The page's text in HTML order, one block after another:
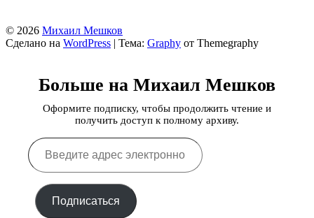
© 2026 Михаил Мешков
Сделано на WordPress | Тема: Graphy от Themegraphy
Больше на Михаил Мешков
Оформите подписку, чтобы продолжить чтение и
получить доступ к полному архиву.
Введите
адрес
электронной
Подписаться